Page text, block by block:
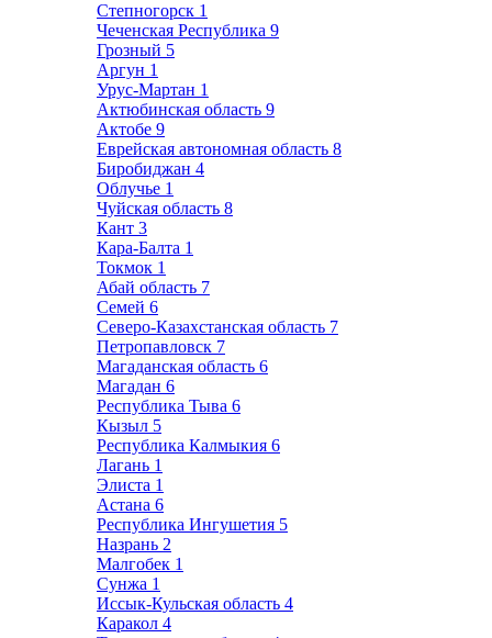
Степногорск 1
Чеченская Республика 9
Грозный 5
Аргун 1
Урус-Мартан 1
Актюбинская область 9
Актобе 9
Еврейская автономная область 8
Биробиджан 4
Облучье 1
Чуйская область 8
Кант 3
Кара-Балта 1
Токмок 1
Абай область 7
Семей 6
Северо-Казахстанская область 7
Петропавловск 7
Магаданская область 6
Магадан 6
Республика Тыва 6
Кызыл 5
Республика Калмыкия 6
Лагань 1
Элиста 1
Астана 6
Республика Ингушетия 5
Назрань 2
Малгобек 1
Сунжа 1
Иссык-Кульская область 4
Каракол 4